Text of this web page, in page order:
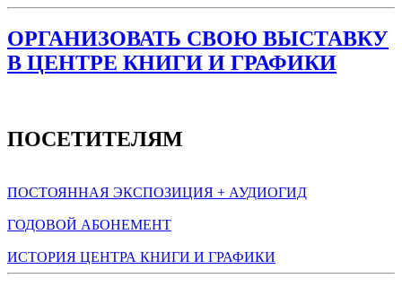
ОРГАНИЗОВАТЬ СВОЮ ВЫСТАВКУ
В ЦЕНТРЕ КНИГИ И ГРАФИКИ
ПОСЕТИТЕЛЯМ
ПОСТОЯННАЯ ЭКСПОЗИЦИЯ + АУДИОГИД
ГОДОВОЙ АБОНЕМЕНТ
ИСТОРИЯ ЦЕНТРА КНИГИ И ГРАФИКИ